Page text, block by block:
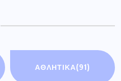
ΑΘΛΗΤΙΚΆ(91)